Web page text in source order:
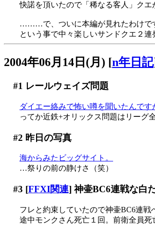
快諾を頂いたので「稀なる客人」クエ
………で、ついに本編が見れたわけで
という事で中々楽しいサンドクエ２
2004年06月14日(月) [n年日記]
#1 レールウェイズ問題
ダイエー絡みで怖い噂を聞いたんです
ってか近鉄+オリックス問題はリーグ
#2 昨日の写真
海からみたビッグサイト。
…祭りの前の静けさ（笑）
#3 [FFXI関連] 神壷BC6連戦な白
フレと約束していたので神壷BC6連戦
途中モンクさん死亡１回。前衛全員